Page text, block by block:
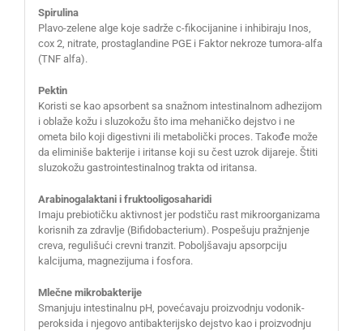
Spirulina
Plavo-zelene alge koje sadrže c-fikocijanine i inhibiraju Inos,
cox 2, nitrate, prostaglandine PGE i Faktor nekroze tumora-alfa
(TNF alfa).
Pektin
Koristi se kao apsorbent sa snažnom intestinalnom adhezijom
i oblaže kožu i sluzokožu što ima mehaničko dejstvo i ne
ometa bilo koji digestivni ili metabolički proces. Takođe može
da eliminiše bakterije i iritanse koji su čest uzrok dijareje. Štiti
sluzokožu gastrointestinalnog trakta od iritansa.
Arabinogalaktani i fruktooligosaharidi
Imaju prebiotičku aktivnost jer podstiču rast mikroorganizama
korisnih za zdravlje (Bifidobacterium). Pospešuju pražnjenje
creva, regulišući crevni tranzit. Poboljšavaju apsorpciju
kalcijuma, magnezijuma i fosfora.
Mlečne mikrobakterije
Smanjuju intestinalnu pH, povećavaju proizvodnju vodonik-
peroksida i njegovo antibakterijsko dejstvo kao i proizvodnju